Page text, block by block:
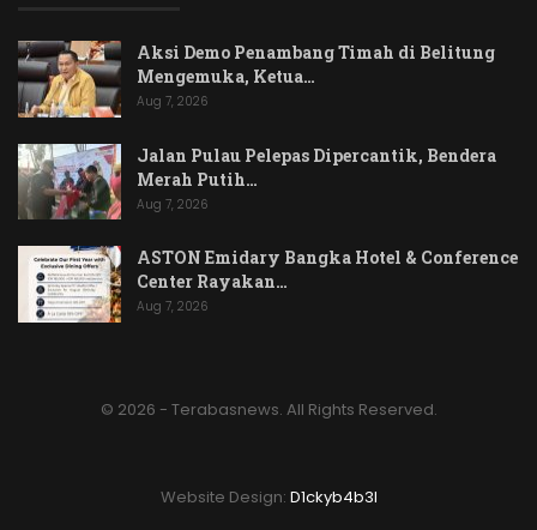
Aksi Demo Penambang Timah di Belitung
Mengemuka, Ketua…
Aug 7, 2026
Jalan Pulau Pelepas Dipercantik, Bendera
Merah Putih…
Aug 7, 2026
ASTON Emidary Bangka Hotel & Conference
Center Rayakan…
Aug 7, 2026
© 2026 - Terabasnews. All Rights Reserved.
Website Design: D1ckyb4b3l